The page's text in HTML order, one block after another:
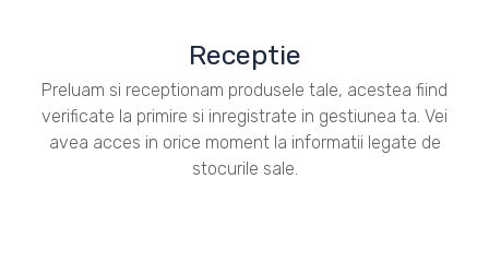
Receptie
Preluam si receptionam produsele tale, acestea fiind
verificate la primire si inregistrate in gestiunea ta. Vei
avea acces in orice moment la informatii legate de
stocurile sale.